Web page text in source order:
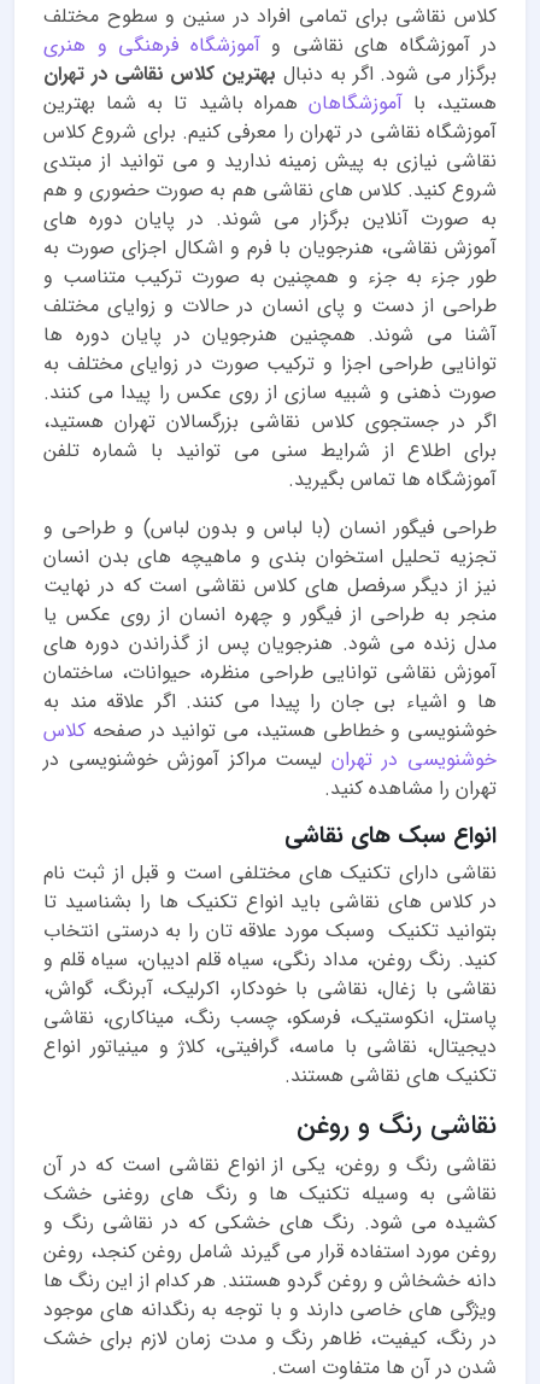
کلاس نقاشی برای تمامی افراد در سنین و سطوح مختلف
در آموزشگاه های نقاشی وآموزشگاه فرهنگی و هنری
برگزار می شود. اگر به دنبال بهترین کلاس نقاشی در تهران
هستید، باآموزشگاهان همراه باشید تا به شما بهترین
آموزشگاه نقاشی در تهران را معرفی کنیم. برای شروع کلاس
نقاشی نیازی به پیش زمینه ندارید و می توانید از مبتدی
شروع کنید. کلاس های نقاشی هم به صورت حضوری و هم
به صورت آنلاین برگزار می شوند. در پایان دوره های
آموزش نقاشی، هنرجویان با فرم و اشکال اجزای صورت به
طور جزء به جزء و همچنین به صورت ترکیب متناسب و
طراحی از دست و پای انسان در حالات و زوایای مختلف
آشنا می شوند. همچنین هنرجویان در پایان دوره ها
توانایی طراحی اجزا و ترکیب صورت در زوایای مختلف به
صورت ذهنی و شبیه سازی از روی عکس را پیدا می کنند.
اگر در جستجویکلاس نقاشی بزرگسالان تهرانهستید،
برای اطلاع از شرایط سنی می توانید با شماره تلفن
آموزشگاه ها تماس بگیرید.
طراحی فیگور انسان (با لباس و بدون لباس) و طراحی و
تجزیه تحلیل استخوان بندی و ماهیچه های بدن انسان
نیز از دیگر سرفصل های کلاس نقاشی است که در نهایت
منجر به طراحی از فیگور و چهره انسان از روی عکس یا
مدل زنده می شود. هنرجویان پس از گذراندن دوره های
آموزش نقاشی توانایی طراحی منظره، حیوانات، ساختمان
ها و اشیاء بی جان را پیدا می کنند. اگر علاقه مند به
خوشنویسی و خطاطی هستید، می توانید در صفحه کلاس
خوشنویسی در تهرانلیست مراکز آموزش خوشنویسی در
تهران را مشاهده کنید.
انواع سبک های نقاشی
نقاشی دارای تکنیک های مختلفی است و قبل از ثبت نام
در کلاس های نقاشی باید انواع تکنیک ها را بشناسید تا
بتوانید تکنیک وسبک مورد علاقه تان را به درستی انتخاب
کنید. رنگ روغن، مداد رنگی، سیاه قلم ادیبان، سیاه قلم و
نقاشی با زغال، نقاشی با خودکار، اکرلیک، آبرنگ، گواش،
پاستل، انکوستیک، فرسکو، چسب رنگ، میناکاری، نقاشی
دیجیتال، نقاشی با ماسه، گرافیتی، کلاژ و مینیاتور انواع
تکنیک های نقاشی هستند.
نقاشی رنگ و روغن
نقاشی رنگ و روغن، یکی از انواع نقاشی است که در آن
نقاشی به وسیله تکنیک ها و رنگ های روغنی خشک
کشیده می شود. رنگ های خشکی که در نقاشی رنگ و
روغن مورد استفاده قرار می گیرند شامل روغن کنجد، روغن
دانه خشخاش و روغن گردو هستند. هر کدام از این رنگ ها
ویژگی های خاصی دارند و با توجه به رنگدانه های موجود
در رنگ، کیفیت، ظاهر رنگ و مدت زمان لازم برای خشک
شدن در آن ها متفاوت است.